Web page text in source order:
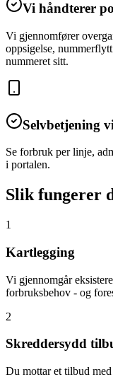
Vi håndterer
Vi gjennomfører
oppsigelse,
nummeret sitt.
Selvbetjening
Se forbruk per linje,
i portalen.
Slik fungerer
1
Kartlegging
Vi gjennomgår
forbruksbehov - og
2
Skreddersydd
Du mottar et tilbud